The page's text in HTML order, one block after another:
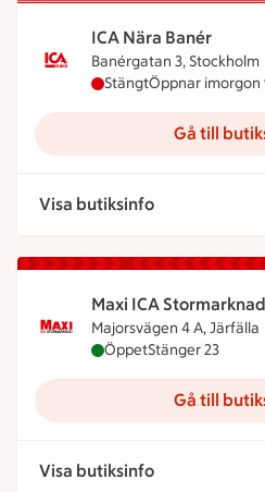
ICA Nära Banér
Banérgatan 3, Stockholm
ICA Nära Banér har
StängtÖppnar imorgon
Gå till
Visa butiksinfo
Maxi ICA
Majorsvägen 4 A, Järfälla
Maxi ICA
ÖppetStänger 23
Gå till
Visa butiksinfo